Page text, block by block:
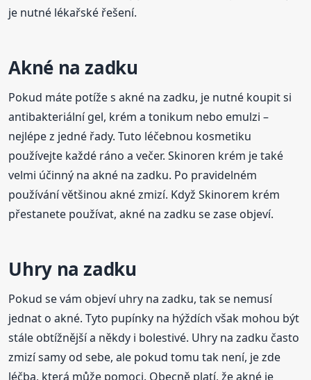
je nutné lékařské řešení.
Akné na zadku
Pokud máte potíže s akné na zadku, je nutné koupit si
antibakteriální gel, krém a tonikum nebo emulzi –
nejlépe z jedné řady. Tuto léčebnou kosmetiku
používejte každé ráno a večer. Skinoren krém je také
velmi účinný na akné na zadku. Po pravidelném
používání většinou akné zmizí. Když Skinorem krém
přestanete používat, akné na zadku se zase objeví.
Uhry na zadku
Pokud se vám objeví uhry na zadku, tak se nemusí
jednat o akné. Tyto pupínky na hýždích však mohou být
stále obtížnější a někdy i bolestivé. Uhry na zadku často
zmizí samy od sebe, ale pokud tomu tak není, je zde
léčba, která může pomoci. Obecně platí, že akné je